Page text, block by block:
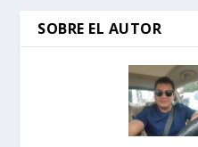
SOBRE EL AUTOR